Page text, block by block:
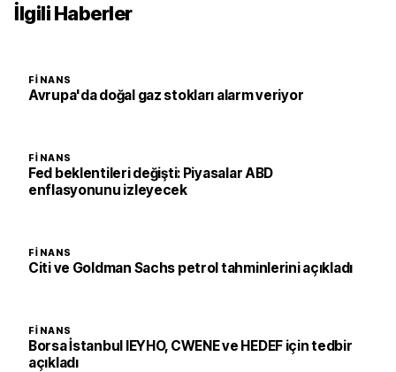
İlgili Haberler
FINANS
Avrupa'da doğal gaz stokları alarm veriyor
FINANS
Fed beklentileri değişti: Piyasalar ABD
enflasyonunu izleyecek
FINANS
Citi ve Goldman Sachs petrol tahminlerini açıkladı
FINANS
Borsa İstanbul IEYHO, CWENE ve HEDEF için tedbir
açıkladı